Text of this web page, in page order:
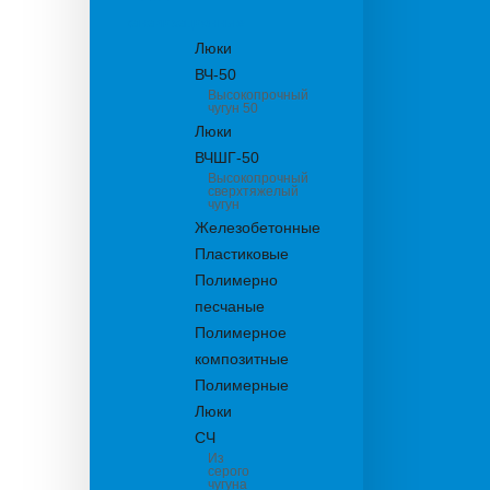
Люки
ВЧ-50
Высокопрочный
чугун 50
Люки
ВЧШГ-50
Высокопрочный
сверхтяжелый
чугун
Железобетонные
Пластиковые
Полимерно
песчаные
Полимерное
композитные
Полимерные
Люки
СЧ
Из
серого
чугуна